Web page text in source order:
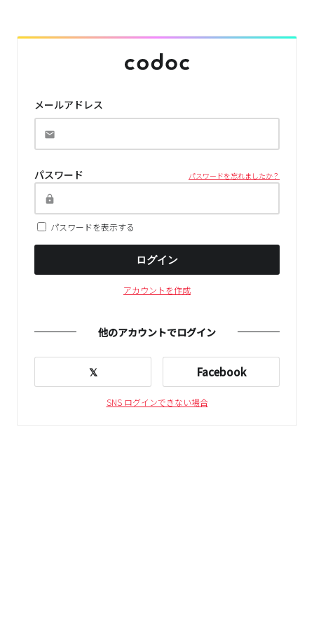
メールアドレス
パスワード パスワードを忘れましたか？
パスワードを表示する
ログイン
アカウントを作成
他のアカウントでログイン
𝕏 Facebook
SNS ログインできない場合